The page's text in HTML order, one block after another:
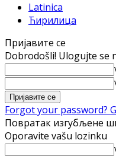
Latinica
Ћирилица
Пријавите се
Dobrodošli! Ulogujte se
Forgot your password?
Повратак изгубљене
Oporavite vašu lozinku